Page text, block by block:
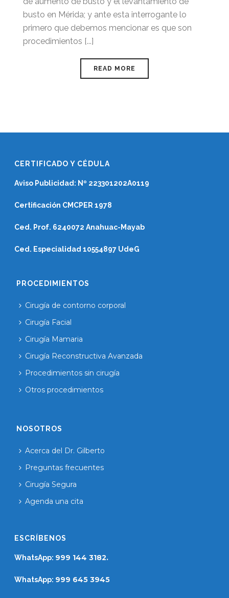
busto en Mérida; y ante esta interrogante lo
primero que debemos mencionar es que son
procedimientos [...]
READ MORE
CERTIFICADO Y CÉDULA
Aviso Publicidad: Nº 223301202A0119
Certificación CMCPER 1978
Ced. Prof. 6240072 Anahuac-Mayab
Ced. Especialidad 10554897 UdeG
PROCEDIMIENTOS
Cirugía de contorno corporal
Cirugía Facial
Cirugía Mamaria
Cirugía Reconstructiva Avanzada
Procedimientos sin cirugía
Otros procedimientos
NOSOTROS
Acerca del Dr. Gilberto
Preguntas frecuentes
Cirugía Segura
Agenda una cita
ESCRÍBENOS
WhatsApp: 999 144 3182.
WhatsApp: 999 645 3945